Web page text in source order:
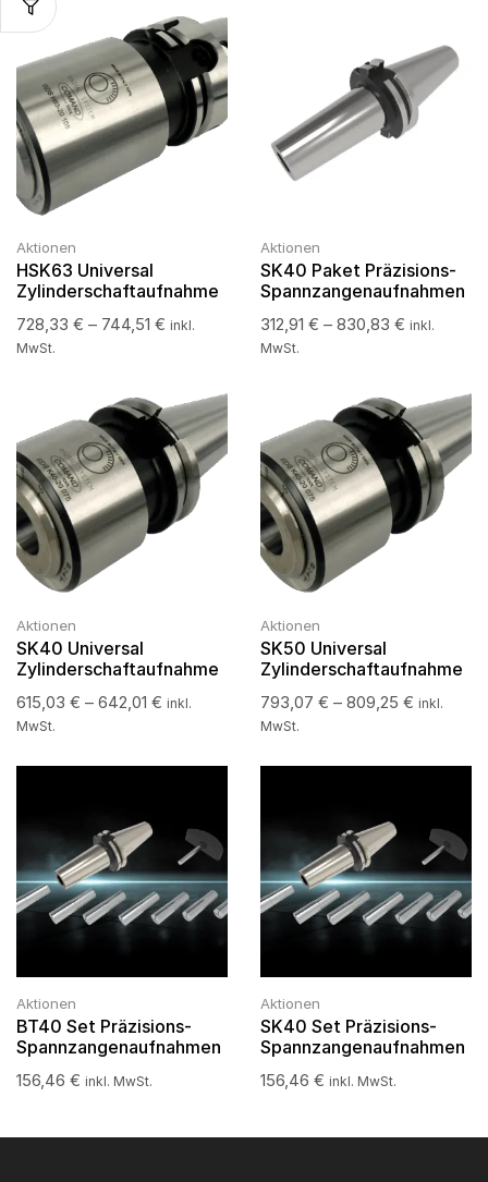
Aktionen
HSK63 Universal
Zylinderschaftaufnahme
728,33 € – 744,51 € inkl.
MwSt.
Aktionen
SK40 Paket Präzisions-
Spannzangenaufnahmen
312,91 € – 830,83 € inkl.
MwSt.
Aktionen
SK40 Universal
Zylinderschaftaufnahme
615,03 € – 642,01 € inkl.
MwSt.
Aktionen
SK50 Universal
Zylinderschaftaufnahme
793,07 € – 809,25 € inkl.
MwSt.
Aktionen
BT40 Set Präzisions-
Spannzangenaufnahmen
156,46 € inkl. MwSt.
Aktionen
SK40 Set Präzisions-
Spannzangenaufnahmen
156,46 € inkl. MwSt.